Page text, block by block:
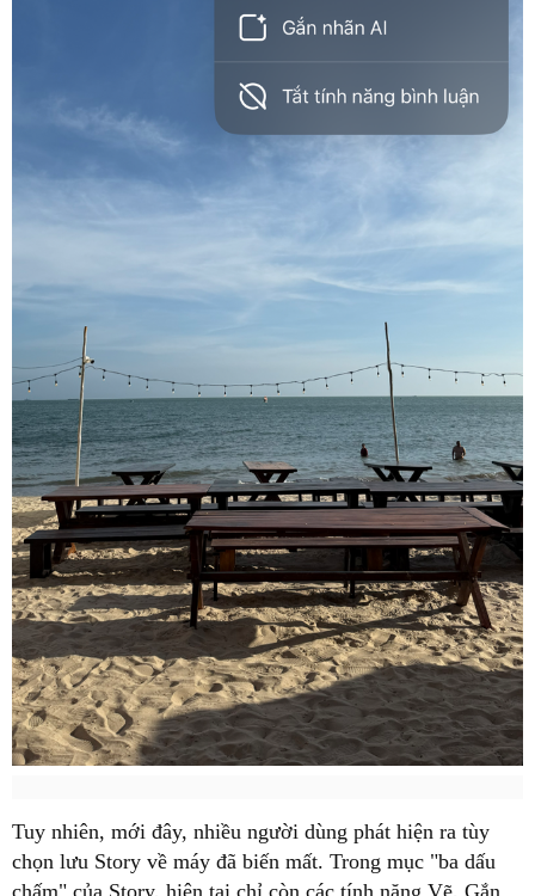
Tuy nhiên, mới đây, nhiều người dùng phát hiện ra tùy
chọn lưu Story về máy đã biến mất. Trong mục "ba dấu
chấm" của Story, hiện tại chỉ còn các tính năng Vẽ, Gắn